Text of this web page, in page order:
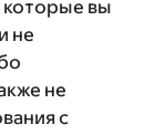
вы
не
не
с